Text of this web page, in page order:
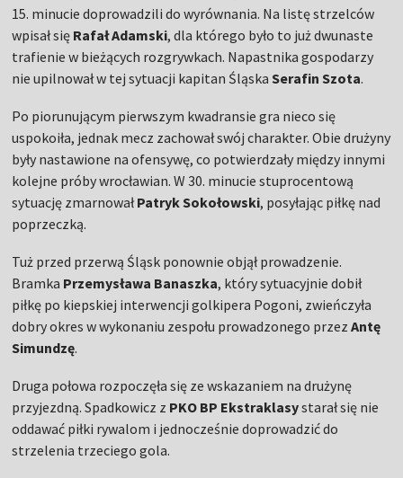
15. minucie doprowadzili do wyrównania. Na listę strzelców
wpisał się Rafał Adamski, dla którego było to już dwunaste
trafienie w bieżących rozgrywkach. Napastnika gospodarzy
nie upilnował w tej sytuacji kapitan ŚląskaSerafin Szota.
Po piorunującym pierwszym kwadransie gra nieco się
uspokoiła, jednak mecz zachował swój charakter. Obie drużyny
były nastawione na ofensywę, co potwierdzały między innymi
kolejne próby wrocławian. W 30. minucie stuprocentową
sytuację zmarnowałPatryk Sokołowski, posyłając piłkę nad
poprzeczką.
Tuż przed przerwą Śląsk ponownie objął prowadzenie.
Bramka Przemysława Banaszka, który sytuacyjnie dobił
piłkę po kiepskiej interwencji golkipera Pogoni, zwieńczyła
dobry okres w wykonaniu zespołu prowadzonego przezAntę
Simundzę.
Druga połowa rozpoczęła się ze wskazaniem na drużynę
przyjezdną. Spadkowicz z PKO BP Ekstraklasystarał się nie
oddawać piłki rywalom i jednocześnie doprowadzić do
strzelenia trzeciego gola.